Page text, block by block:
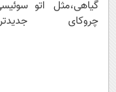
گیاهی،مثل اتو
چروکای